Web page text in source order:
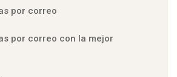
por correo
por correo con la mejor